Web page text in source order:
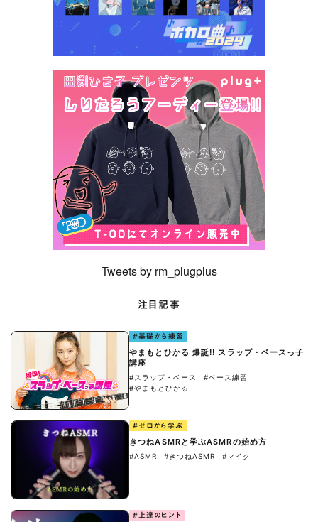
Tweets by rm_plugplus
注目記事
#基礎から練習
やまもとひかる 爆誕!! スラップ・ベースっ子
講座
#スラップ・ベース
#ベース練習
#やまもとひかる
#ゼロから学ぶ
きつねASMRと学ぶASMRの始め方
#ASMR #きつねASMR #マイク
#上達のヒント